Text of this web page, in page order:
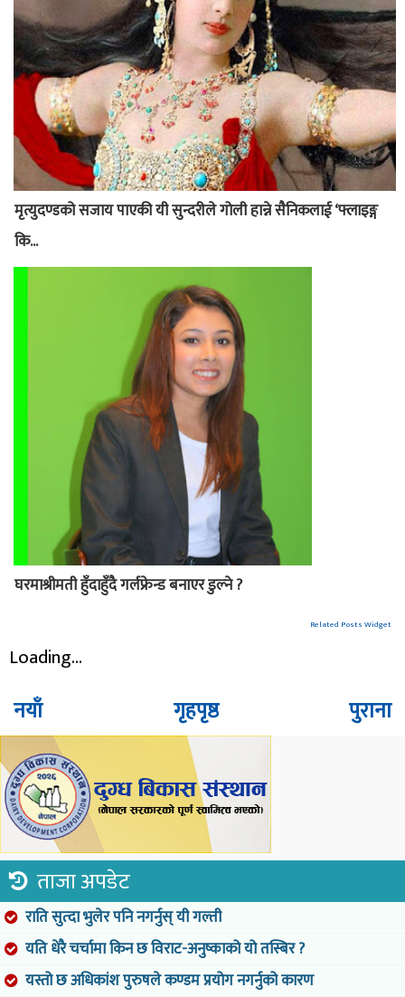
मृत्युदण्डको सजाय पाएकी यी सुन्दरीले गोली हान्ने सैनिकलाई ‘फ्लाइङ्ग
कि...
घरमाश्रीमती हुँदाहुँदै गर्लफ्रेन्ड बनाएर डुल्ने ?
Related Posts Widget
Loading...
नयाँ पुराना
गृहपृष्ठ
ताजा अपडेट
राति सुत्दा भुलेर पनि नगर्नुस् यी गल्ती
यति धेरै चर्चामा किन छ विराट-अनुष्काको यो तस्बिर ?
यस्तो छ अधिकांश पुरुषले कण्डम प्रयोग नगर्नुको कारण